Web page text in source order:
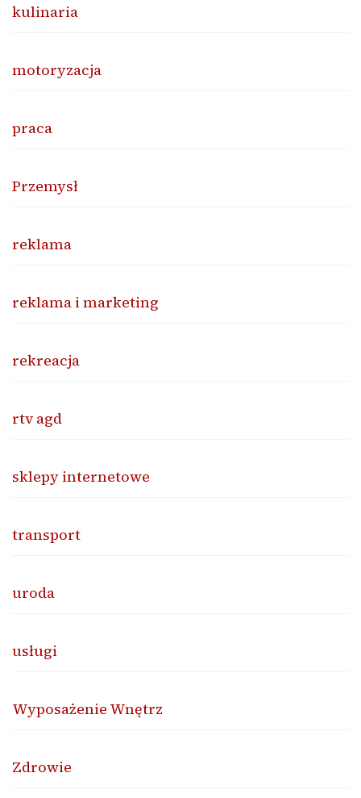
kulinaria
motoryzacja
praca
Przemysł
reklama
reklama i marketing
rekreacja
rtv agd
sklepy internetowe
transport
uroda
usługi
Wyposażenie Wnętrz
Zdrowie